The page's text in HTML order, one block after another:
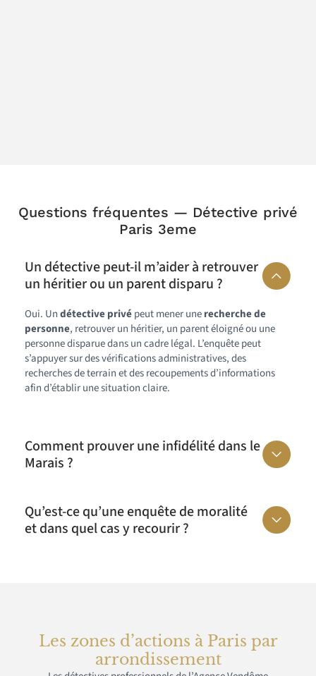
Questions fréquentes — Détective privé
Paris 3eme
Un détective peut-il m’aider à retrouver
un héritier ou un parent disparu ?
Oui. Undétective privépeut mener unerecherche de
personne, retrouver un héritier, un parent éloigné ou une
personne disparue dans un cadre légal. L’enquête peut
s’appuyer sur des vérifications administratives, des
recherches de terrain et des recoupements d’informations
afin d’établir une situation claire.
Comment prouver une infidélité dans le
Marais ?
Qu’est-ce qu’une enquête de moralité
et dans quel cas y recourir ?
Les zones d’actions à Paris par
arrondissement